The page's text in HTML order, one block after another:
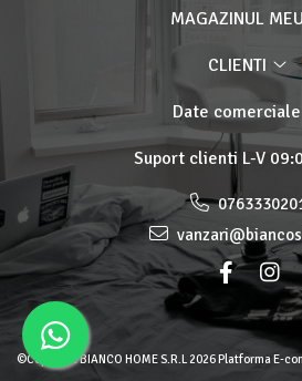
MAGAZINUL MEU
CLIENTI
Date comerciale
Suport clienti L-V
©Copyright BIANCO HOME S.R.L 2026 Platforma E-